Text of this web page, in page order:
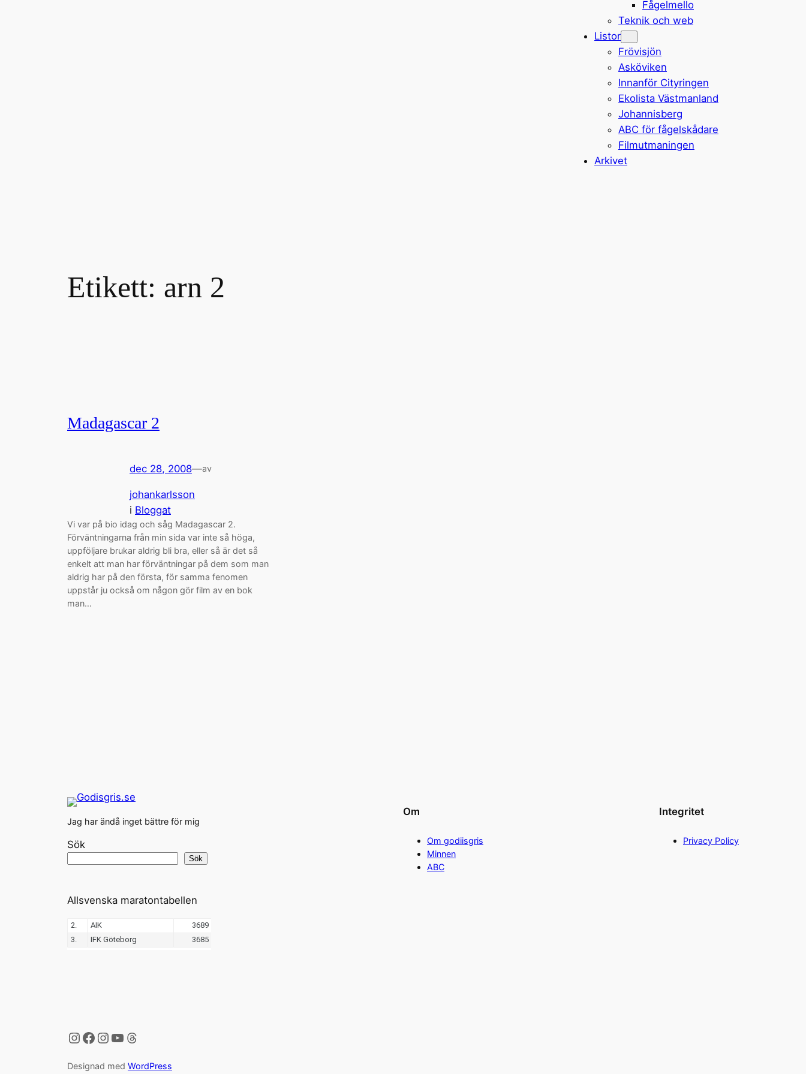
Fågelmello
Teknik och web
Listor
Frövisjön
Asköviken
Innanför Cityringen
Ekolista Västmanland
Johannisberg
ABC för fågelskådare
Filmutmaningen
Arkivet
Etikett: arn 2
Madagascar 2
dec 28, 2008—av
johankarlsson
i Bloggat
Vi var på bio idag och såg Madagascar 2.
Förväntningarna från min sida var inte så höga,
uppföljare brukar aldrig bli bra, eller så är det så
enkelt att man har förväntningar på dem som man
aldrig har på den första, för samma fenomen
uppstår ju också om någon gör film av en bok
man…
Jag har ändå inget bättre för mig
Sök
Sök
Om
Om godiisgris
Minnen
ABC
Integritet
Privacy Policy
Allsvenska maratontabellen
Instagram
Facebook
Instagram
YouTube
Threads
Designad med WordPress